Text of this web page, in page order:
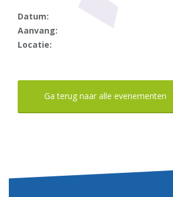
Datum:
Aanvang:
Locatie:
Ga terug naar alle evenementen